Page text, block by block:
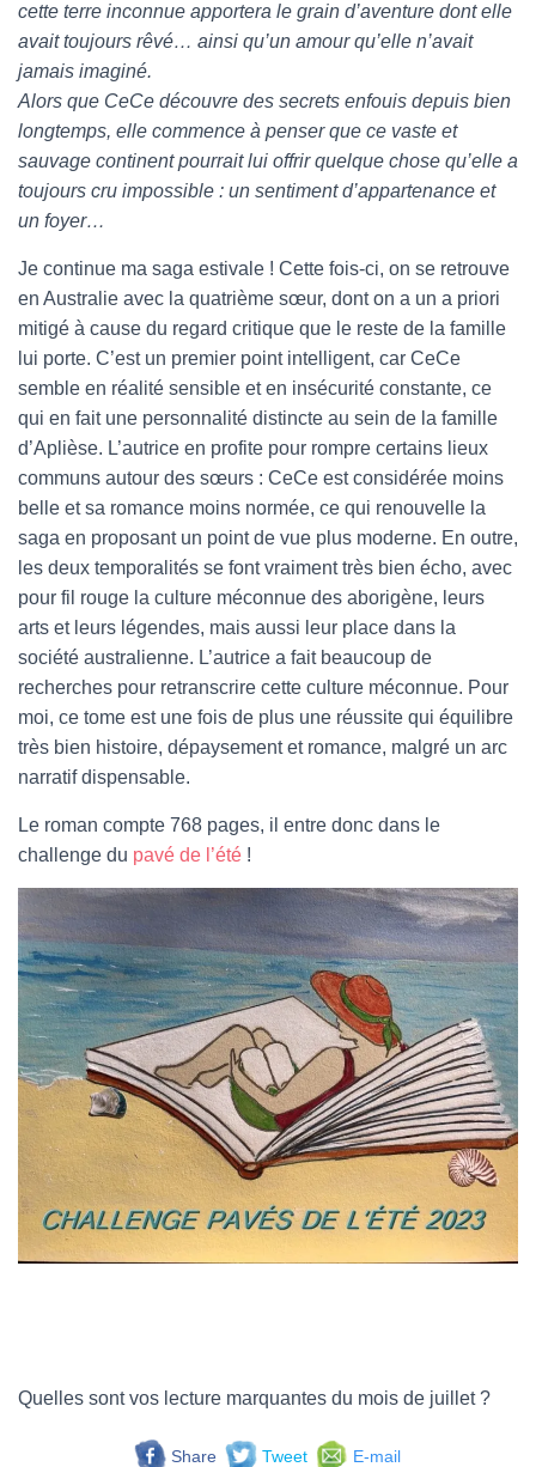
cette terre inconnue apportera le grain d’aventure dont elle
avait toujours rêvé… ainsi qu’un amour qu’elle n’avait
jamais imaginé.
Alors que CeCe découvre des secrets enfouis depuis bien
longtemps, elle commence à penser que ce vaste et
sauvage continent pourrait lui offrir quelque chose qu’elle a
toujours cru impossible : un sentiment d’appartenance et
un foyer…
Je continue ma saga estivale ! Cette fois-ci, on se retrouve
en Australie avec la quatrième sœur, dont on a un a priori
mitigé à cause du regard critique que le reste de la famille
lui porte. C’est un premier point intelligent, car CeCe
semble en réalité sensible et en insécurité constante, ce
qui en fait une personnalité distincte au sein de la famille
d’Aplièse. L’autrice en profite pour rompre certains lieux
communs autour des sœurs : CeCe est considérée moins
belle et sa romance moins normée, ce qui renouvelle la
saga en proposant un point de vue plus moderne. En outre,
les deux temporalités se font vraiment très bien écho, avec
pour fil rouge la culture méconnue des aborigène, leurs
arts et leurs légendes, mais aussi leur place dans la
société australienne. L’autrice a fait beaucoup de
recherches pour retranscrire cette culture méconnue. Pour
moi, ce tome est une fois de plus une réussite qui équilibre
très bien histoire, dépaysement et romance, malgré un arc
narratif dispensable.
Le roman compte 768 pages, il entre donc dans le
challenge du pavé de l’été !
Quelles sont vos lecture marquantes du mois de juillet ?
Share Tweet E-mail